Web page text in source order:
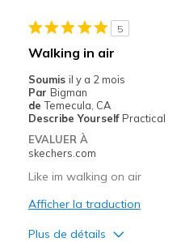
Sizing
View On Shoes
5
Walking in air
Soumis il y a 2 mois
Par Bigman
de Temecula, CA
Describe Yourself Practical
EVALUER À
skechers.com
Like im walking on air
Afficher la traduction
Plus de détails